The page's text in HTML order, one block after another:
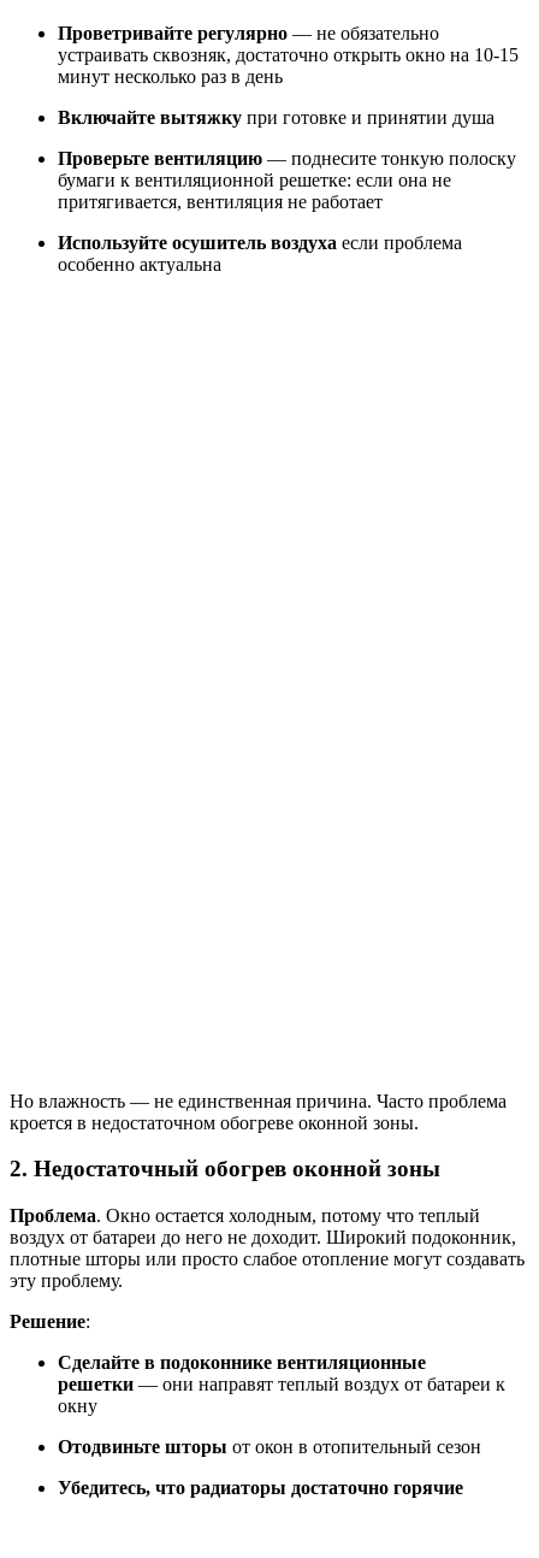
Проветривайте регулярно — не обязательно
устраивать сквозняк, достаточно открыть окно на 10-15
минут несколько раз в день
Включайте вытяжку при готовке и принятии душа
Проверьте вентиляцию — поднесите тонкую полоску
бумаги к вентиляционной решетке: если она не
притягивается, вентиляция не работает
Используйте осушитель воздуха если проблема
особенно актуальна
Но влажность — не единственная причина. Часто проблема
кроется в недостаточном обогреве оконной зоны.
2. Недостаточный обогрев оконной зоны
Проблема. Окно остается холодным, потому что теплый
воздух от батареи до него не доходит. Широкий подоконник,
плотные шторы или просто слабое отопление могут создавать
эту проблему.
Решение:
Сделайте в подоконнике вентиляционные
решетки — они направят теплый воздух от батареи к
окну
Отодвиньте шторы от окон в отопительный сезон
Убедитесь, что радиаторы достаточно горячие